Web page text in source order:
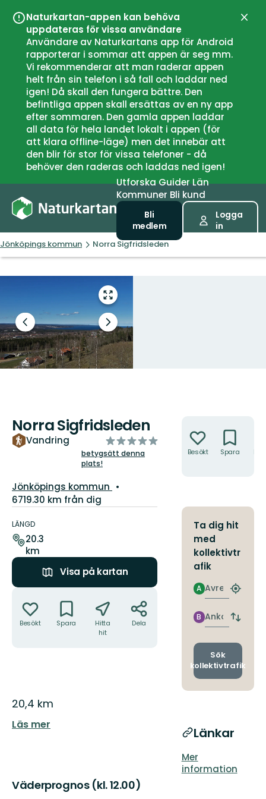
Naturkartan-appen kan behöva
uppdateras för vissa användare
Användare av Naturkartans app för Android
rapporterar i sommar att appen är seg mm.
Vi rekommenderar att man raderar appen
helt från sin telefon i så fall och laddar ned
igen! Då skall den fungera bättre. Den
befintliga appen skall ersättas av en ny app
efter sommaren. Den gamla appen laddar
all data för hela landet lokalt i appen (för
att klara offline-läge) men det innebär att
den blir för stor för vissa telefoner - då
behöver den raderas och laddas ned igen!
UtforskaGuiderLän
Kommuner Bli kund
Bli
medlem
Logga
in
Jönköpings kommun Norra Sigfridsleden
Gå
till
helskärmsläge
Föregående
bild
Nästa
bildspel
Norra Sigfridsleden
Vandring
av
5
betygsätt denna
plats!
Guide:
Jönköpings kommun
6719.30 km från dig
Information
om
leden
LÄNGD
20.3
km
Visa på kartan
Besökt Spara
Hitta
hit
Dela
Beskrivning
20,4 km
Läs mer
Väderprognos (kl. 12.00)
Besökt Spara
Ta dig hit
med
kollektivtr
afik
Avresa
A
Hitta
Ankomst
B
Byt
och
Sök
kollektivtrafik
Länkar
Mer
information